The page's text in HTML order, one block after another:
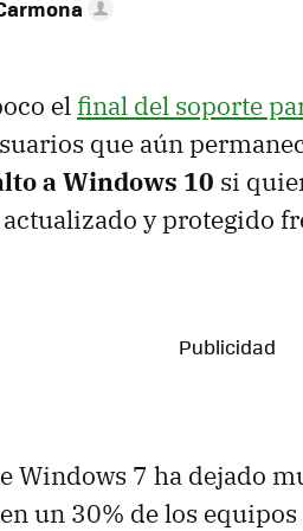
el final del soporte
que aún
a Windows 10 si
y protegido
Windows 7 ha dejado
en un 30% de los